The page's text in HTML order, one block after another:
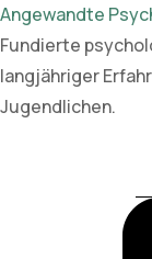
Angewandte
Fundierte
langjähriger
Jugendlichen.